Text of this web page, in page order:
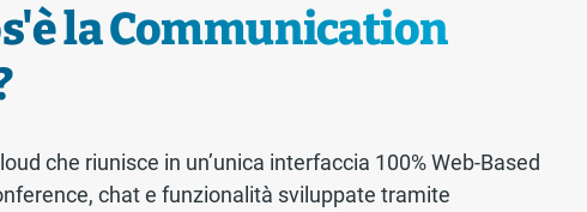
la Communication
che riunisce in un’unica interfaccia 100% Web-Based
chat e funzionalità sviluppate tramite